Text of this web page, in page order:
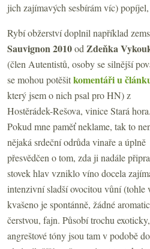
jich zajímavých sesbírám víc)
Rybí obžerství doplnil například
Sauvignon 2010od Zdeňka
(člen Autentistů, osoby se silnější
se mohou potěšitkomentáři u
který jsem o nich psal pro HN) z
Hostěrádek-Rešova, vinice Stará hora.
Pokud mne paměť neklame, tak to
nějaká srdeční odrůda vinaře a úplně
přesvědčen o tom, zda ji nadále
stovek hlav vzniklo víno docela
intenzivní sladší ovocitou vůní (tohle
kvašeno je spontánně, žádné
čerstvou, fajn. Působí trochu
angreštové tóny jsou tam v podobě